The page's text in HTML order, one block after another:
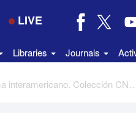
LIVE
Libraries Journals
Expulsión de extranjeros y derecho de asilo en el sistema interamericano. Colección CNDH